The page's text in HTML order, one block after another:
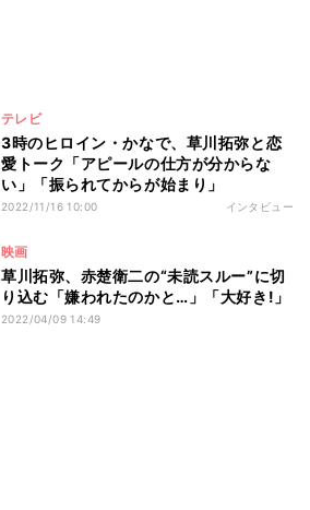
テレビ
3時のヒロイン・かなで、草川拓弥と恋
愛トーク「アピールの仕方が分からな
い」「振られてからが始まり」
2022/11/16 10:00 インタビュー
映画
草川拓弥、赤楚衛二の“未読スルー”に切
り込む「嫌われたのかと…」「大好き!」
2022/04/09 14:49